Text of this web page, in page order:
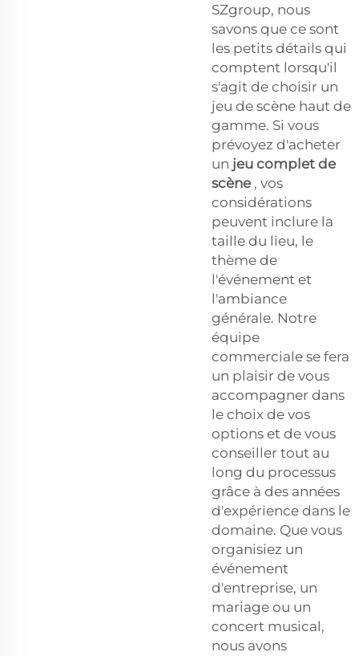
SZgroup, nous
savons que ce sont
les petits détails qui
comptent lorsqu'il
s'agit de choisir un
jeu de scène haut de
gamme. Si vous
prévoyez d'acheter
un jeu complet de
scène , vos
considérations
peuvent inclure la
taille du lieu, le
thème de
l'événement et
l'ambiance
générale. Notre
équipe
commerciale se fera
un plaisir de vous
accompagner dans
le choix de vos
options et de vous
conseiller tout au
long du processus
grâce à des années
d'expérience dans le
domaine. Que vous
organisiez un
événement
d'entreprise, un
mariage ou un
concert musical,
nous avons